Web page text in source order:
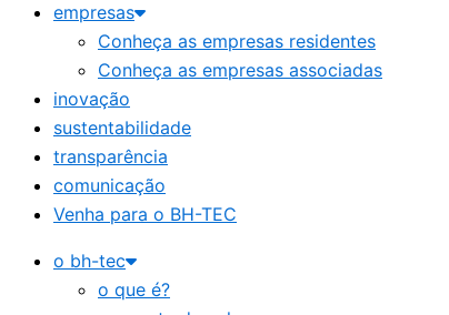
empresas
Conheça as empresas residentes
Conheça as empresas associadas
inovação
sustentabilidade
transparência
comunicação
Venha para o BH-TEC
o bh-tec
o que é?